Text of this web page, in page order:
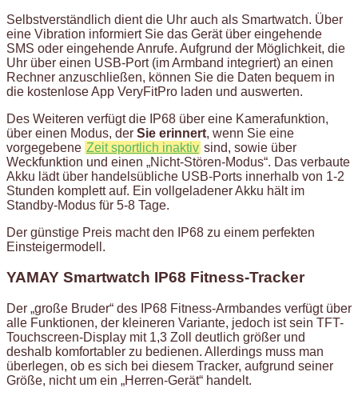
Selbstverständlich dient die Uhr auch als Smartwatch. Über
eine Vibration informiert Sie das Gerät über eingehende
SMS oder eingehende Anrufe. Aufgrund der Möglichkeit, die
Uhr über einen USB-Port (im Armband integriert) an einen
Rechner anzuschließen, können Sie die Daten bequem in
die kostenlose App VeryFitPro laden und auswerten.
Des Weiteren verfügt die IP68 über eine Kamerafunktion,
über einen Modus, der Sie erinnert, wenn Sie eine
vorgegebene Zeit sportlich inaktiv sind, sowie über
Weckfunktion und einen „Nicht-Stören-Modus“. Das verbaute
Akku lädt über handelsübliche USB-Ports innerhalb von 1-2
Stunden komplett auf. Ein vollgeladener Akku hält im
Standby-Modus für 5-8 Tage.
Der günstige Preis macht den IP68 zu einem perfekten
Einsteigermodell.
YAMAY Smartwatch IP68 Fitness-Tracker
Der „große Bruder“ des IP68 Fitness-Armbandes verfügt über
alle Funktionen, der kleineren Variante, jedoch ist sein TFT-
Touchscreen-Display mit 1,3 Zoll deutlich größer und
deshalb komfortabler zu bedienen. Allerdings muss man
überlegen, ob es sich bei diesem Tracker, aufgrund seiner
Größe, nicht um ein „Herren-Gerät“ handelt.